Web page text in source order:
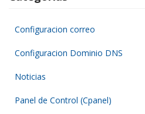
Configuracion correo
Configuracion Dominio DNS
Noticias
Panel de Control (Cpanel)